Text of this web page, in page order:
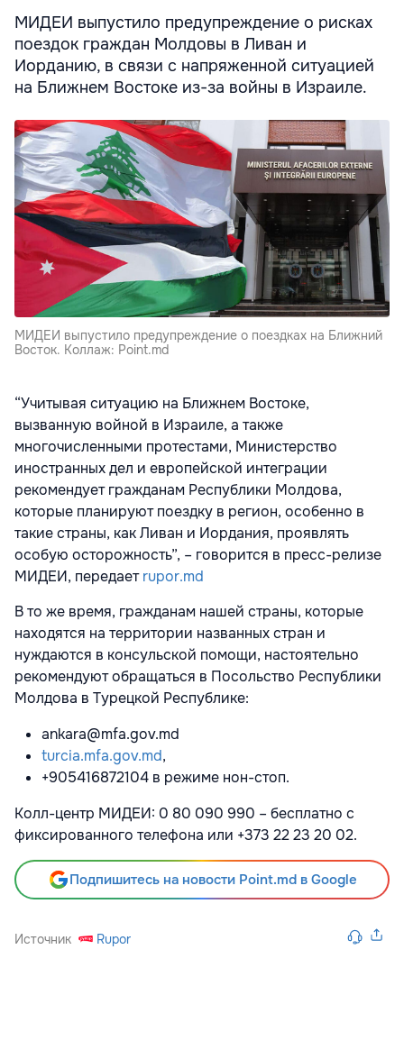
МИДЕИ выпустило предупреждение о рисках
поездок граждан Молдовы в Ливан и
Иорданию, в связи с напряженной ситуацией
на Ближнем Востоке из-за войны в Израиле.
МИДЕИ выпустило предупреждение о поездках на Ближний
Восток. Коллаж: Point.md
“Учитывая ситуацию на Ближнем Востоке,
вызванную войной в Израиле, а также
многочисленными протестами, Министерство
иностранных дел и европейской интеграции
рекомендует гражданам Республики Молдова,
которые планируют поездку в регион, особенно в
такие страны, как Ливан и Иордания, проявлять
особую осторожность”, – говорится в пресс-релизе
МИДЕИ, передаетrupor.md
В то же время, гражданам нашей страны, которые
находятся на территории названных стран и
нуждаются в консульской помощи, настоятельно
рекомендуют обращаться в Посольство Республики
Молдова в Турецкой Республике:
ankara@mfa.gov.md
turcia.mfa.gov.md,
+905416872104 в режиме нон-стоп.
Колл-центр МИДЕИ: 0 80 090 990 – бесплатно с
фиксированного телефона или +373 22 23 20 02.
Подпишитесь на новости Point.md в Google
Источник Rupor